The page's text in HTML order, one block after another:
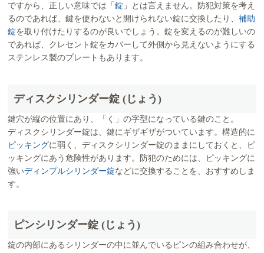
ですから、正しい意味では「錠 」とは言えません。防犯対策を考え
るのであれば、鍵を使わないと開けられない錠に交換したり、補助
錠を取り付けたりするのが良いでしょう。錠を変えるのが難しいの
であれば、クレセント錠をカバーして外側から見えないようにする
ステンレス製のプレートもあります。
ディスクシリンダー錠 (じょう)
鍵穴が縦の位置にあり、「く」の字型になっている鍵のこと。
ディスクシリンダー錠は、鍵にギザギザがついています。構造的に
ピッキングに弱く、ディスクシリンダー錠のままにしておくと、ピ
ッキングにあう危険性があります。防犯のためには、ピッキングに
強いディンプルシリンダー錠などに交換することを、おすすめしま
す。
ピンシリンダー錠 (じょう)
錠の内部にあるシリンダーの中に並んでいるピンの組み合わせが、